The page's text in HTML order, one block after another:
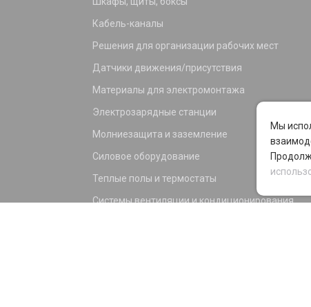
Кабель-каналы
Решения для организации рабочих мест
Датчики движения/присутствия
Материалы для электромонтажа
Электрозарядные станции
Молниезащита и заземление
Силовое оборудование
Теплые полы и термостаты
Системы вентиляции и кондиционирования
Мы